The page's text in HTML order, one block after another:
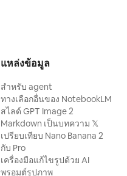
แหล่งข้อมูล
สำหรับ agent
ทางเลือกอื่นของ NotebookLM
สไลด์ GPT Image 2
Markdown เป็นบทความ 𝕏
เปรียบเทียบ Nano Banana 2
กับ Pro
เครื่องมือแก้ไขรูปด้วย AI
พรอมต์รูปภาพ